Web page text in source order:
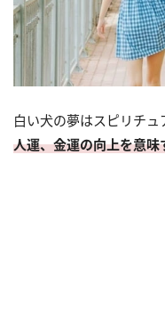
白い犬の夢はスピリチュ
人運、金運の向上を意味